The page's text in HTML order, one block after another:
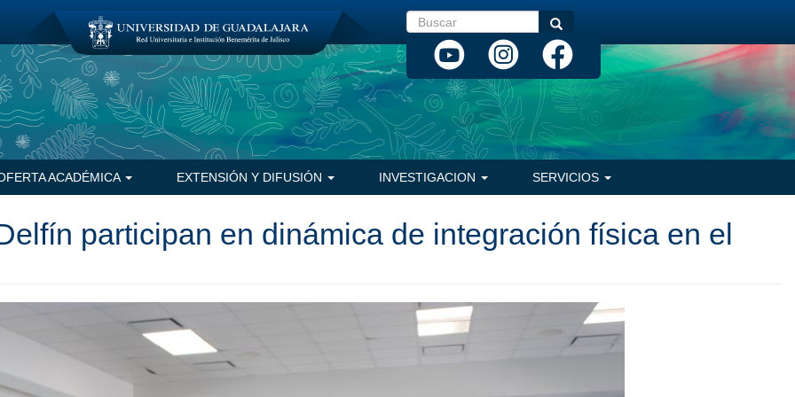
Buscar Buscar
ACADÉMICA EXTENSIÓN Y DIFUSIÓN INVESTIGACION SERVICIOS
participan en dinámica de integración física en el
Siguiente